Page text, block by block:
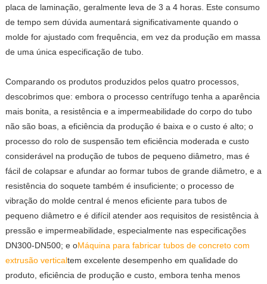
placa de laminação, geralmente leva de 3 a 4 horas. Este consumo
de tempo sem dúvida aumentará significativamente quando o
molde for ajustado com frequência, em vez da produção em massa
de uma única especificação de tubo.
Comparando os produtos produzidos pelos quatro processos,
descobrimos que: embora o processo centrífugo tenha a aparência
mais bonita, a resistência e a impermeabilidade do corpo do tubo
não são boas, a eficiência da produção é baixa e o custo é alto; o
processo do rolo de suspensão tem eficiência moderada e custo
considerável na produção de tubos de pequeno diâmetro, mas é
fácil de colapsar e afundar ao formar tubos de grande diâmetro, e a
resistência do soquete também é insuficiente; o processo de
vibração do molde central é menos eficiente para tubos de
pequeno diâmetro e é difícil atender aos requisitos de resistência à
pressão e impermeabilidade, especialmente nas especificações
DN300-DN500; e oMáquina para fabricar tubos de concreto com
extrusão verticaltem excelente desempenho em qualidade do
produto, eficiência de produção e custo, embora tenha menos